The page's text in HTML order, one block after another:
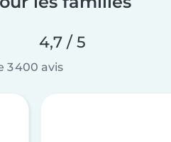
4,7 / 5
3 400 avis